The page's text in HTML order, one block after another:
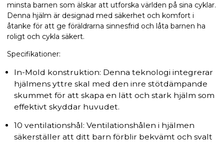
minsta barnen som älskar att utforska världen på sina cyklar.
Denna hjälm är designad med säkerhet och komfort i
åtanke för att ge föräldrarna sinnesfrid och låta barnen ha
roligt och cykla säkert.
Specifikationer:
In-Mold konstruktion: Denna teknologi integrerar
hjälmens yttre skal med den inre stötdämpande
skummet för att skapa en lätt och stark hjälm som
effektivt skyddar huvudet.
10 ventilationshål: Ventilationshålen i hjälmen
säkerställer att ditt barn förblir bekvämt och svalt